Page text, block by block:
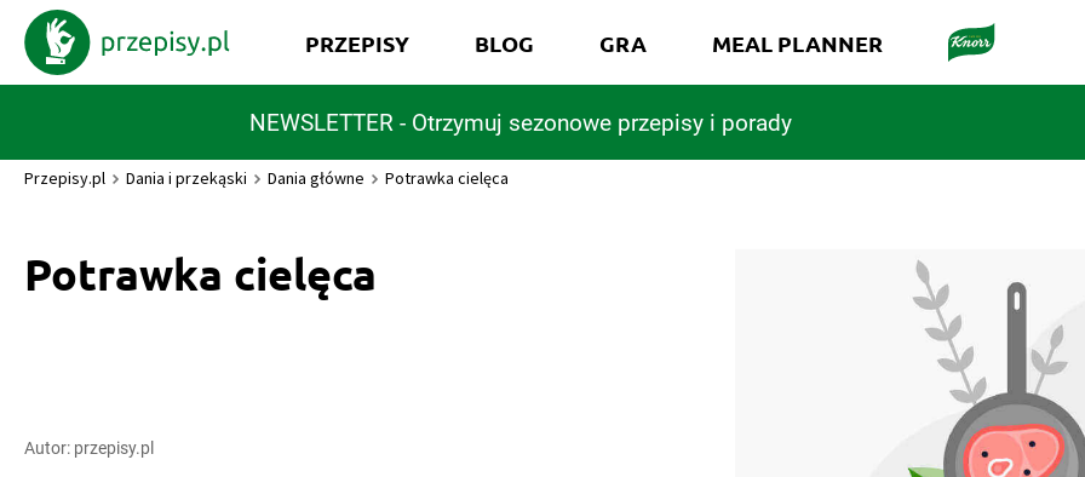
NEWSLETTER - Otrzymuj sezonowe przepisy i porady
PRZEPISY BLOG GRA MEAL PLANNER
Przepisy.pl Dania i przekąski Dania główne Potrawka cielęca
Potrawka cielęca
Autor: przepisy.pl